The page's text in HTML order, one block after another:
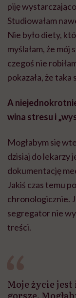
piję
Studiowałam
Nie było diety,
myślałam, że mój
czegoś nie
pokazała, że taka
A
wina stresu i
Mogłabym się
dzisiaj do lekarzy
dokumentację
Jakiś czas temu
chronologicznie.
segregator nie
treści.
Moje życie
gorsze.